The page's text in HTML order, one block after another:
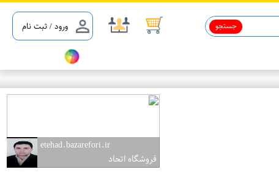
ورود / ثبت نام جستجو
etehad.bazarefori.ir
فروشگاه اتحاد